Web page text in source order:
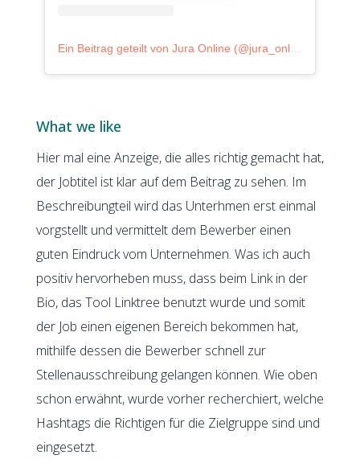
Ein Beitrag geteilt von Jura Online (@jura_online)
What we like
Hier mal eine Anzeige, die alles richtig gemacht hat,
der Jobtitel ist klar auf dem Beitrag zu sehen. Im
Beschreibungteil wird das Unterhmen erst einmal
vorgstellt und vermittelt dem Bewerber einen
guten Eindruck vom Unternehmen. Was ich auch
positiv hervorheben muss, dass beim Link in der
Bio, das Tool Linktree benutzt wurde und somit
der Job einen eigenen Bereich bekommen hat,
mithilfe dessen die Bewerber schnell zur
Stellenausschreibung gelangen können. Wie oben
schon erwähnt, wurde vorher recherchiert, welche
Hashtags die Richtigen für die Zielgruppe sind und
eingesetzt.